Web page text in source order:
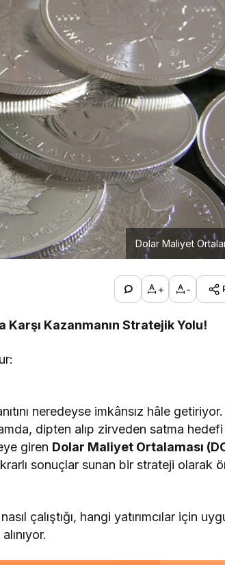
Dolar Maliyet
+ -
Karşı Kazanmanın Stratejik Yolu!
neredeyse imkânsız hâle getiriyor.
dipten alıp zirveden satma
giren Dolar Maliyet Ortalaması
sonuçlar sunan bir strateji olarak
çalıştığı, hangi yatırımcılar için